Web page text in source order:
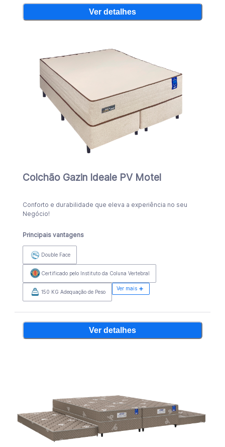
Ver detalhes
Colchão Gazin Ideale PV Motel
Conforto e durabilidade que eleva a experiência no seu
Negócio!
Principais vantagens
Double Face
Certificado pelo Instituto da Coluna Vertebral
150 KG Adequação de Peso
Ver mais
Ver detalhes